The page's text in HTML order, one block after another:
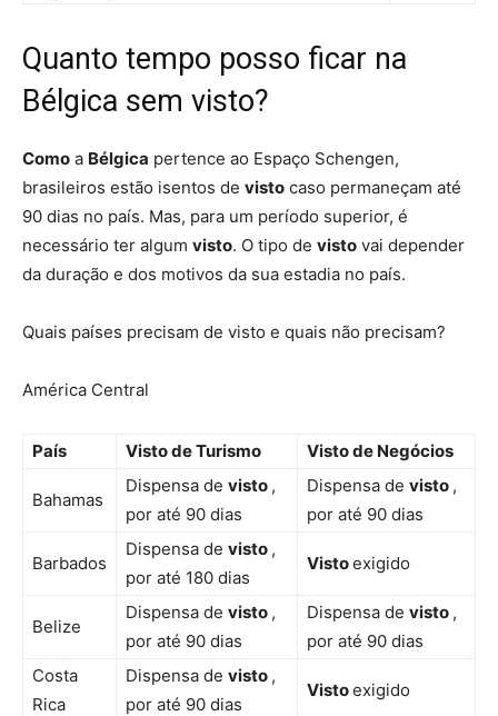
Quanto tempo posso ficar na
Bélgica sem visto?
Como a Bélgica pertence ao Espaço Schengen,
brasileiros estão isentos de visto caso permaneçam até
90 dias no país. Mas, para um período superior, é
necessário ter algum visto. O tipo de visto vai depender
da duração e dos motivos da sua estadia no país.
Quais países precisam de visto e quais não precisam?
América Central
País Vistode Turismo Vistode Negócios
Bahamas
Dispensa de visto ,
por até 90 dias
Dispensa de visto ,
por até 90 dias
Barbados
Dispensa de visto ,
por até 180 dias
Vistoexigido
Belize
Dispensa de visto ,
por até 90 dias
Dispensa de visto ,
por até 90 dias
Costa
Rica
Dispensa de visto ,
por até 90 dias
Vistoexigido